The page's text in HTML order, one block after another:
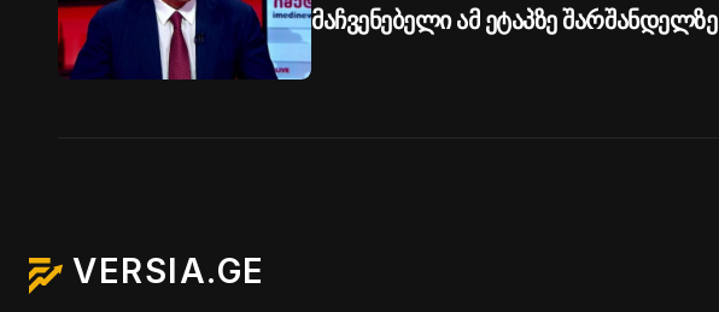
მაჩვენებელი ამ ეტაპზე შარშანდელზე
VERSIA.GE